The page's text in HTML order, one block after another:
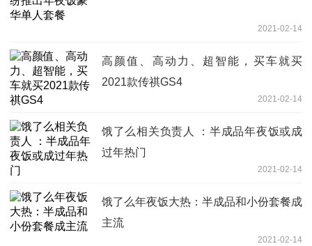
2021-02-14
高颜值、高动力、超智能，买车就买
2021款传祺GS4
2021-02-14
饿了么相关负责人 ：半成品年夜饭或成
过年热门
2021-02-14
饿了么年夜饭大热：半成品和小份套餐成
主流
2021-02-14